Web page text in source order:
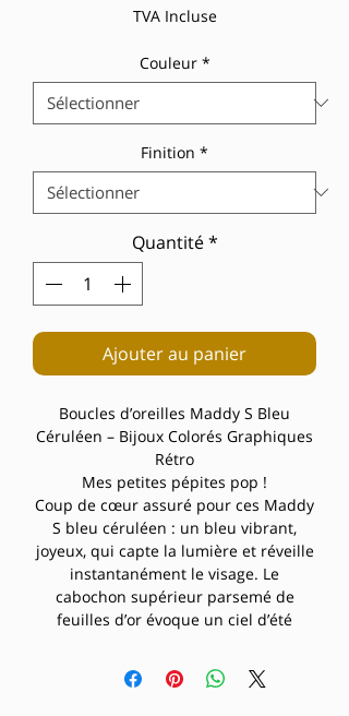
TVA Incluse
Couleur *
Finition *
Quantité *
Ajouter au panier
Boucles d’oreilles Maddy S Bleu
Céruléen – Bijoux Colorés Graphiques
Rétro
Mes petites pépites pop !
Coup de cœur assuré pour ces Maddy
S bleu céruléen : un bleu vibrant,
joyeux, qui capte la lumière et réveille
instantanément le visage. Le
cabochon supérieur parsemé de
feuilles d’or évoque un ciel d’été
le médaillon ajouré ajoute une touche
graphique ultra-moderne.